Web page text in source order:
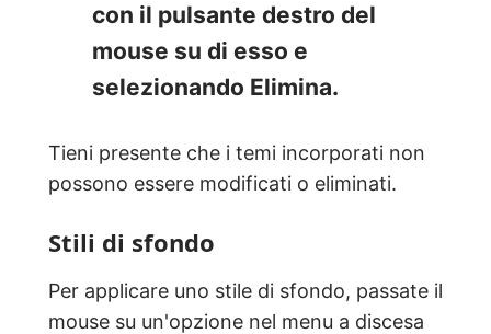
con il pulsante destro del
mouse su di esso e
selezionando Elimina.
Tieni presente che i temi incorporati non
possono essere modificati o eliminati.
Stili di sfondo
Per applicare uno stile di sfondo, passate il
mouse su un'opzione nel menu a discesa